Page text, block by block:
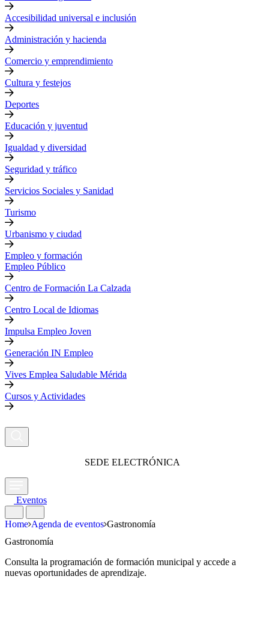
Accesibilidad universal e inclusión
Administración y hacienda
Comercio y emprendimiento
Cultura y festejos
Deportes
Educación y juventud
Igualdad y diversidad
Seguridad y tráfico
Servicios Sociales y Sanidad
Turismo
Urbanismo y ciudad
Empleo y formación
Empleo Público
Centro de Formación La Calzada
Centro Local de Idiomas
Impulsa Empleo Joven
Generación IN Empleo
Vives Emplea Saludable Mérida
Cursos y Actividades
SEDE ELECTRÓNICA
Eventos
Home Agenda de eventos Gastronomía
Gastronomía
Consulta la programación de formación municipal y accede a
nuevas oportunidades de aprendizaje.